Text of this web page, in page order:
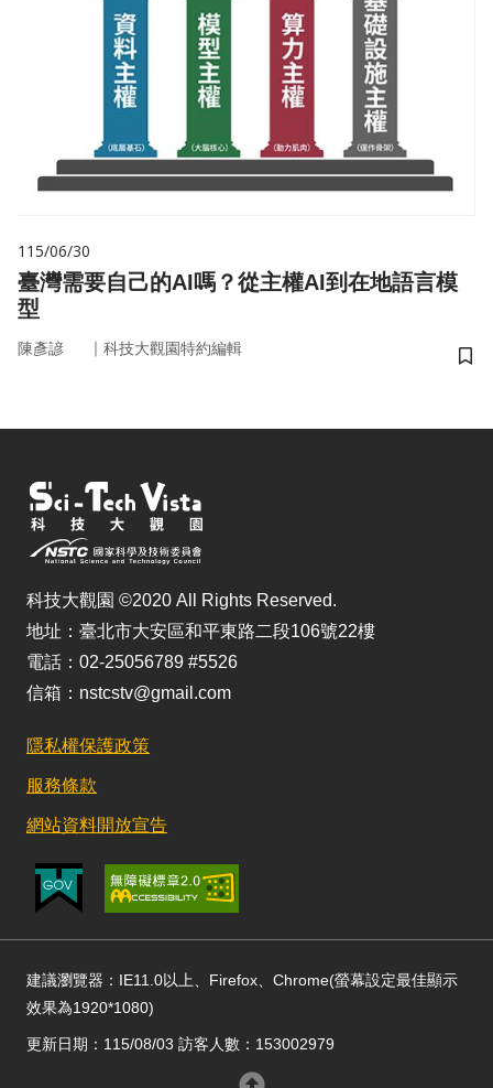
115/06/30
臺灣需要自己的AI嗎？從主權AI到在地語言模
型
陳彥諺 ｜ 科技大觀園特約編輯
儲
科技大觀園 ©2020 All Rights Reserved.
地址：臺北市大安區和平東路二段106號22樓
電話：02-25056789 #5526
信箱：nstcstv@gmail.com
隱私權保護政策
服務條款
網站資料開放宣告
建議瀏覽器：IE11.0以上、Firefox、Chrome(螢幕設定最佳顯示
效果為1920*1080)
更新日期：115/08/03 訪客人數：153002979